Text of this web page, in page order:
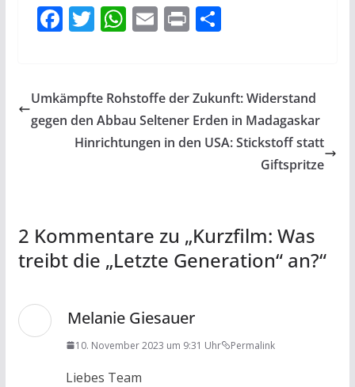
F
ac
b
o
o
T
w
er
W
h
s
A
p
E
m
l
Pr
in
T
n
Umkämpfte Rohstoffe der Zukunft: Widerstand
gegen den Abbau Seltener Erden in Madagaskar
Hinrichtungen in den USA: Stickstoff statt
Giftspritze
2 Kommentare zu „Kurzfilm: Was
treibt die „Letzte Generation“ an?“
Melanie Giesauer
10. November 2023 um 9:31 Uhr Permalink
Liebes Team